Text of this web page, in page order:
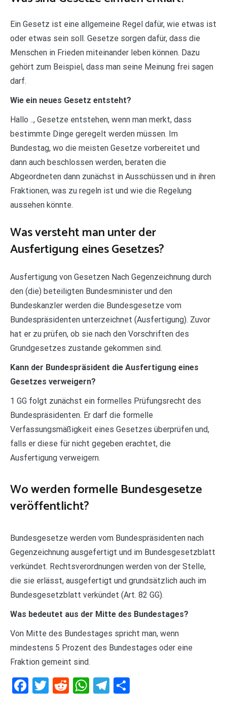
Ein Gesetz ist eine allgemeine Regel dafür, wie etwas ist
oder etwas sein soll. Gesetze sorgen dafür, dass die
Menschen in Frieden miteinander leben können. Dazu
gehört zum Beispiel, dass man seine Meinung frei sagen
darf.
Wie ein neues Gesetz entsteht?
Hallo .., Gesetze entstehen, wenn man merkt, dass
bestimmte Dinge geregelt werden müssen. Im
Bundestag, wo die meisten Gesetze vorbereitet und
dann auch beschlossen werden, beraten die
Abgeordneten dann zunächst in Ausschüssen und in ihren
Fraktionen, was zu regeln ist und wie die Regelung
aussehen könnte.
Was versteht man unter der
Ausfertigung eines Gesetzes?
Ausfertigung von Gesetzen Nach Gegenzeichnung durch
den (die) beteiligten Bundesminister und den
Bundeskanzler werden die Bundesgesetze vom
Bundespräsidenten unterzeichnet (Ausfertigung). Zuvor
hat er zu prüfen, ob sie nach den Vorschriften des
Grundgesetzes zustande gekommen sind.
Kann der Bundespräsident die Ausfertigung eines
Gesetzes verweigern?
1 GG folgt zunächst ein formelles Prüfungsrecht des
Bundespräsidenten. Er darf die formelle
Verfassungsmäßigkeit eines Gesetzes überprüfen und,
falls er diese für nicht gegeben erachtet, die
Ausfertigung verweigern.
Wo werden formelle Bundesgesetze
veröffentlicht?
Bundesgesetze werden vom Bundespräsidenten nach
Gegenzeichnung ausgefertigt und im Bundesgesetzblatt
verkündet. Rechtsverordnungen werden von der Stelle,
die sie erlässt, ausgefertigt und grundsätzlich auch im
Bundesgesetzblatt verkündet (Art. 82 GG).
Was bedeutet aus der Mitte des Bundestages?
Von Mitte des Bundestages spricht man, wenn
mindestens 5 Prozent des Bundestages oder eine
Fraktion gemeint sind.
Facebook
Twitter
RedditWhatsApp
Telegram